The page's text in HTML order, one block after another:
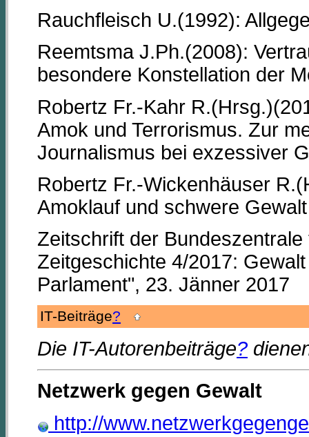
Rauchfleisch U.(1992):
Reemtsma J.Ph.(2008):
besondere Konstellation der
Robertz Fr.-Kahr
Amok und Terrorismus. Zur
Journalismus bei exzessiver
Robertz Fr.-Wickenhäuser
Amoklauf und schwere
Zeitschrift der
Zeitgeschichte 4/2017:
Parlament", 23. Jänner 2017
IT-Beiträge?
Die IT-Autorenbeiträge?
Netzwerk gegen Gewalt
http://